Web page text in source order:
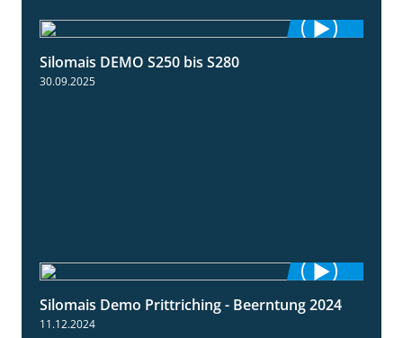
Silomais DEMO S250 bis S280
30.09.2025
12:28
Silomais Demo Prittriching - Beerntung 2024
11.12.2024